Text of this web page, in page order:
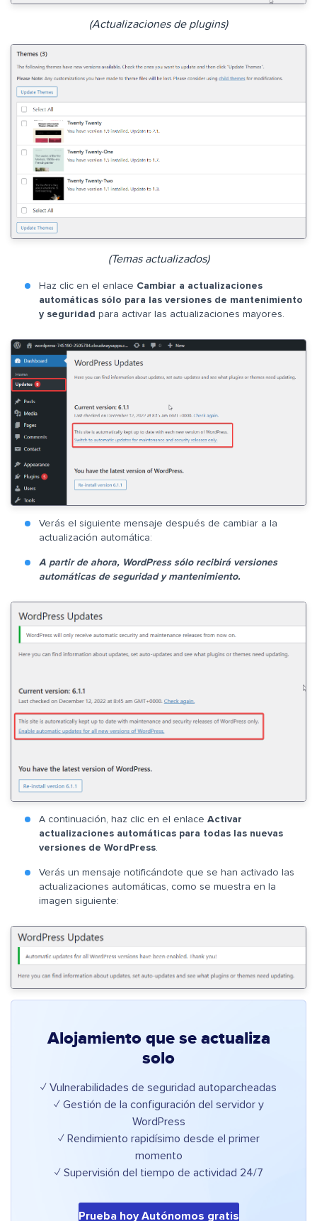
(Actualizaciones de plugins)
(Temas actualizados)
Haz clic en el enlace Cambiar a actualizaciones
automáticas sólo para las versiones de mantenimiento
y seguridad para activar las actualizaciones mayores.
Verás el siguiente mensaje después de cambiar a la
actualización automática:
A partir de ahora, WordPress sólo recibirá versiones
automáticas de seguridad y mantenimiento.
A continuación, haz clic en el enlace Activar
actualizaciones automáticas para todas las nuevas
versiones de WordPress
Verás un mensaje notificándote que se han activado las
actualizaciones automáticas, como se muestra en la
imagen siguiente:
Alojamiento que se actualiza
solo
✓ Vulnerabilidades de seguridad autoparcheadas
✓ Gestión de la configuración del servidor y
WordPress
✓ Rendimiento rapidísimo desde el primer
momento
✓ Supervisión del tiempo de actividad 24/7
Prueba hoy Autónomos gratis